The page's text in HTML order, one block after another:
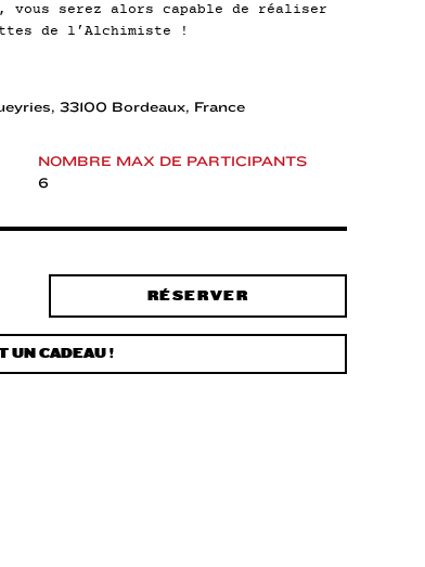
vous serez alors capable de réaliser
de l’Alchimiste !
33100 Bordeaux, France
NOMBRE MAX DE PARTICIPANTS
6
RÉSERVER
UN CADEAU !